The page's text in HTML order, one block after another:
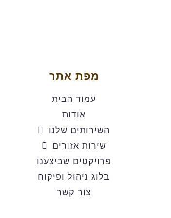
מפת אתר
עמוד הבית
אודות
השירותים שלנו
שירות אזורים
פרויקטים שביצענו
בלוג ניהול ופיקוח
צור קשר